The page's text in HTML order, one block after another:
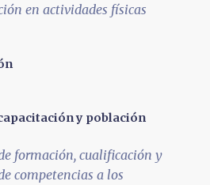
en actividades físicas
y población
formación, cualificación y
competencias a los